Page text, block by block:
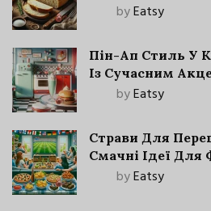
byEatsy
Пін-Ап Стиль У
Із Сучасним
byEatsy
Страви Для
Смачні Ідеї Для
byEatsy